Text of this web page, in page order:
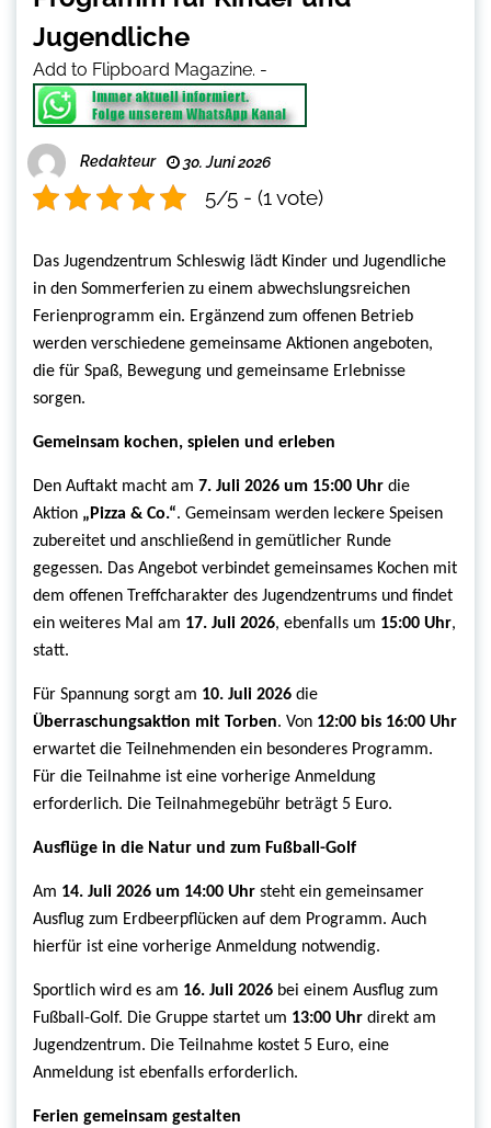
Jugendliche
Add to Flipboard Magazine. -
Redakteur 30. Juni 2026
5/5 - (1 vote)
Das Jugendzentrum Schleswig lädt Kinder und Jugendliche
in den Sommerferien zu einem abwechslungsreichen
Ferienprogramm ein. Ergänzend zum offenen Betrieb
werden verschiedene gemeinsame Aktionen angeboten,
die für Spaß, Bewegung und gemeinsame Erlebnisse
sorgen.
Gemeinsam kochen, spielen und erleben
Den Auftakt macht am 7. Juli 2026 um 15:00 Uhr die
Aktion „Pizza & Co.“. Gemeinsam werden leckere Speisen
zubereitet und anschließend in gemütlicher Runde
gegessen. Das Angebot verbindet gemeinsames Kochen mit
dem offenen Treffcharakter des Jugendzentrums und findet
ein weiteres Mal am 17. Juli 2026, ebenfalls um 15:00 Uhr,
statt.
Für Spannung sorgt am 10. Juli 2026 die
Überraschungsaktion mit Torben. Von 12:00 bis 16:00 Uhr
erwartet die Teilnehmenden ein besonderes Programm.
Für die Teilnahme ist eine vorherige Anmeldung
erforderlich. Die Teilnahmegebühr beträgt 5 Euro.
Ausflüge in die Natur und zum Fußball-Golf
Am 14. Juli 2026 um 14:00 Uhr steht ein gemeinsamer
Ausflug zum Erdbeerpflücken auf dem Programm. Auch
hierfür ist eine vorherige Anmeldung notwendig.
Sportlich wird es am 16. Juli 2026 bei einem Ausflug zum
Fußball-Golf. Die Gruppe startet um 13:00 Uhr direkt am
Jugendzentrum. Die Teilnahme kostet 5 Euro, eine
Anmeldung ist ebenfalls erforderlich.
Ferien gemeinsam gestalten